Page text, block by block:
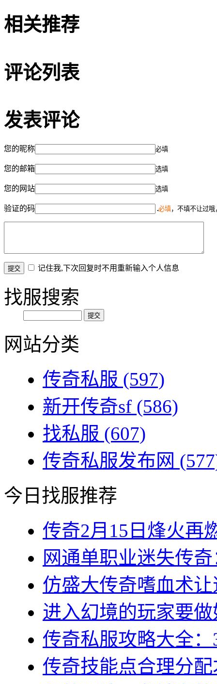
相关推荐
评论列表
发表评论
您的昵称 必填
您的邮箱 选填
您的网站 选填
验证的码 必填，不填不让过
记住我,下次回复时不用重新输入个人信息
找服搜索
网站分类
传奇私服 (597)
新开传奇sf (586)
找私服 (607)
传奇私服发布网
今日找服推荐
传奇2月15日烽火再
网通单职业迷失传
仿盛大传奇嗜血术
进入幻境的玩家要
传奇私服攻略大全
传奇技能点合理分